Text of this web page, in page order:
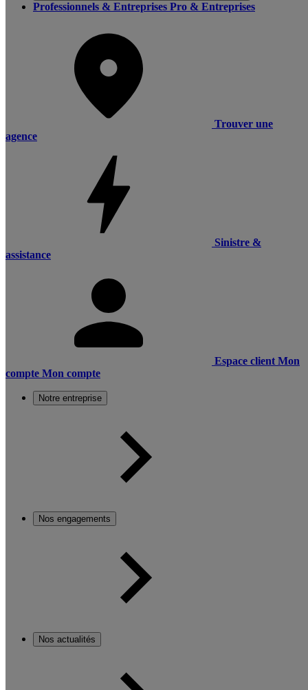
Professionnels & Entreprises Pro & Entreprises
Trouver une
agence
Sinistre &
assistance
Espace client Mon
compte Mon compte
Notre entreprise
Nos engagements
Nos actualités